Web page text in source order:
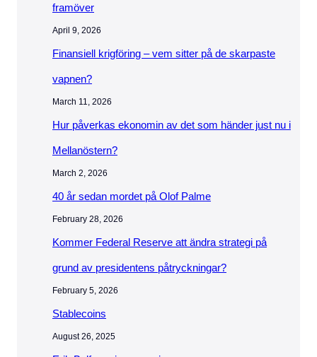
framöver
April 9, 2026
Finansiell krigföring – vem sitter på de skarpaste
vapnen?
March 11, 2026
Hur påverkas ekonomin av det som händer just nu i
Mellanöstern?
March 2, 2026
40 år sedan mordet på Olof Palme
February 28, 2026
Kommer Federal Reserve att ändra strategi på
grund av presidentens påtryckningar?
February 5, 2026
Stablecoins
August 26, 2025